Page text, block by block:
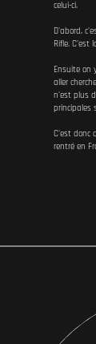
celui-ci.
D'abord,
Rifle. C'est
Ensuite on
aller
n'est plus
principales
C'est donc
rentré en